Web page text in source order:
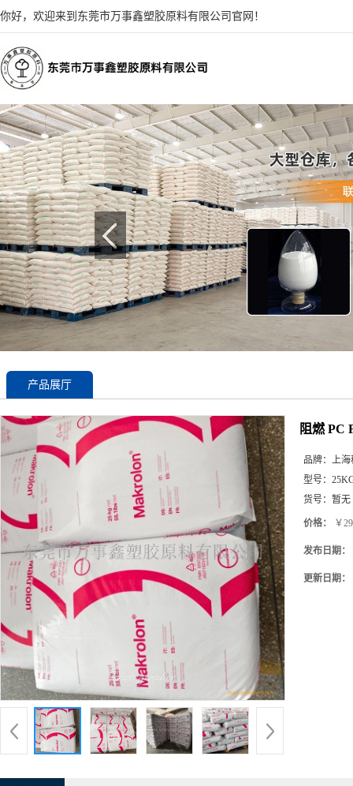
你好，欢迎来到东莞市万事鑫塑胶原料有限公司官网！
产品展厅
阻燃 PC
品牌：
上
型号：
货号： 暂无
价格： ￥
发布日期：
更新日期：